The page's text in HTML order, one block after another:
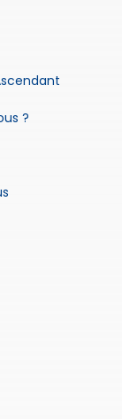
?